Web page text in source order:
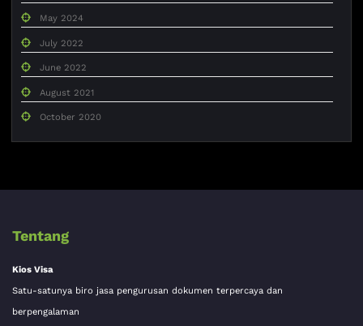
May 2024
July 2022
June 2022
August 2021
October 2020
Tentang
Kios Visa
Satu-satunya biro jasa pengurusan dokumen terpercaya dan
berpengalaman